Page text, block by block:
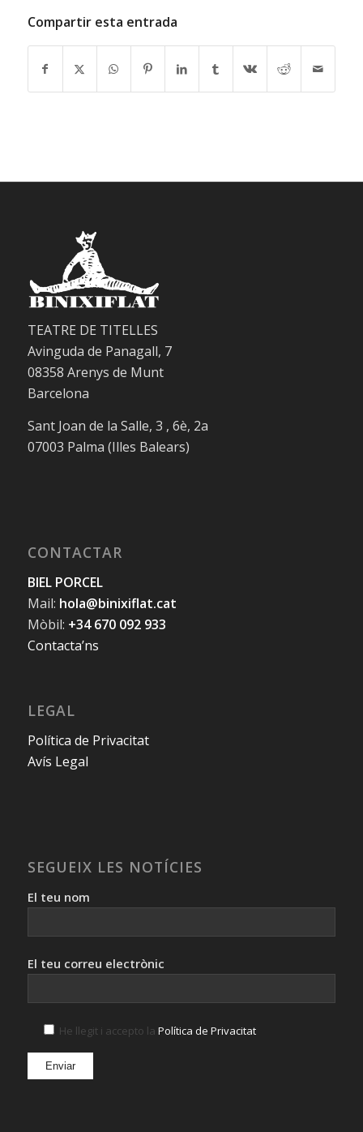
Compartir esta entrada
TEATRE DE TITELLES
Avinguda de Panagall, 7
08358 Arenys de Munt
Barcelona
Sant Joan de la Salle, 3 , 6è, 2a
07003 Palma (Illes Balears)
CONTACTAR
BIEL PORCEL
Mail: hola@binixiflat.cat
Mòbil: +34 670 092 933
Contacta’ns
LEGAL
Política de Privacitat
Avís Legal
SEGUEIX LES NOTÍCIES
El teu nom
El teu correu electrònic
He llegit i accepto la Política de Privacitat